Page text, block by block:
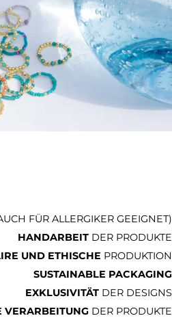
FÜR ALLERGIKER GEEIGNET)
HANDARBEIT DER PRODUKTE
UND ETHISCHE PRODUKTION
SUSTAINABLE PACKAGING
EXKLUSIVITÄT DER DESIGNS
VERARBEITUNG DER PRODUKTE